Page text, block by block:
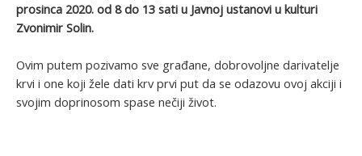
prosinca 2020. od 8 do 13 sati u Javnoj ustanovi u kulturi
Zvonimir Solin.
Ovim putem pozivamo sve građane, dobrovoljne darivatelje
krvi i one koji žele dati krv prvi put da se odazovu ovoj akciji i
svojim doprinosom spase nečiji život.